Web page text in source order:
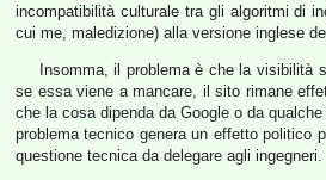
incompatibilità culturale tra gli algoritmi di
cui me, maledizione) alla versione inglese
Insomma, il problema è che la visibilità
se essa viene a mancare, il sito rimane
che la cosa dipenda da Google o da
problema tecnico genera un effetto politico
questione tecnica da delegare agli ingegneri.